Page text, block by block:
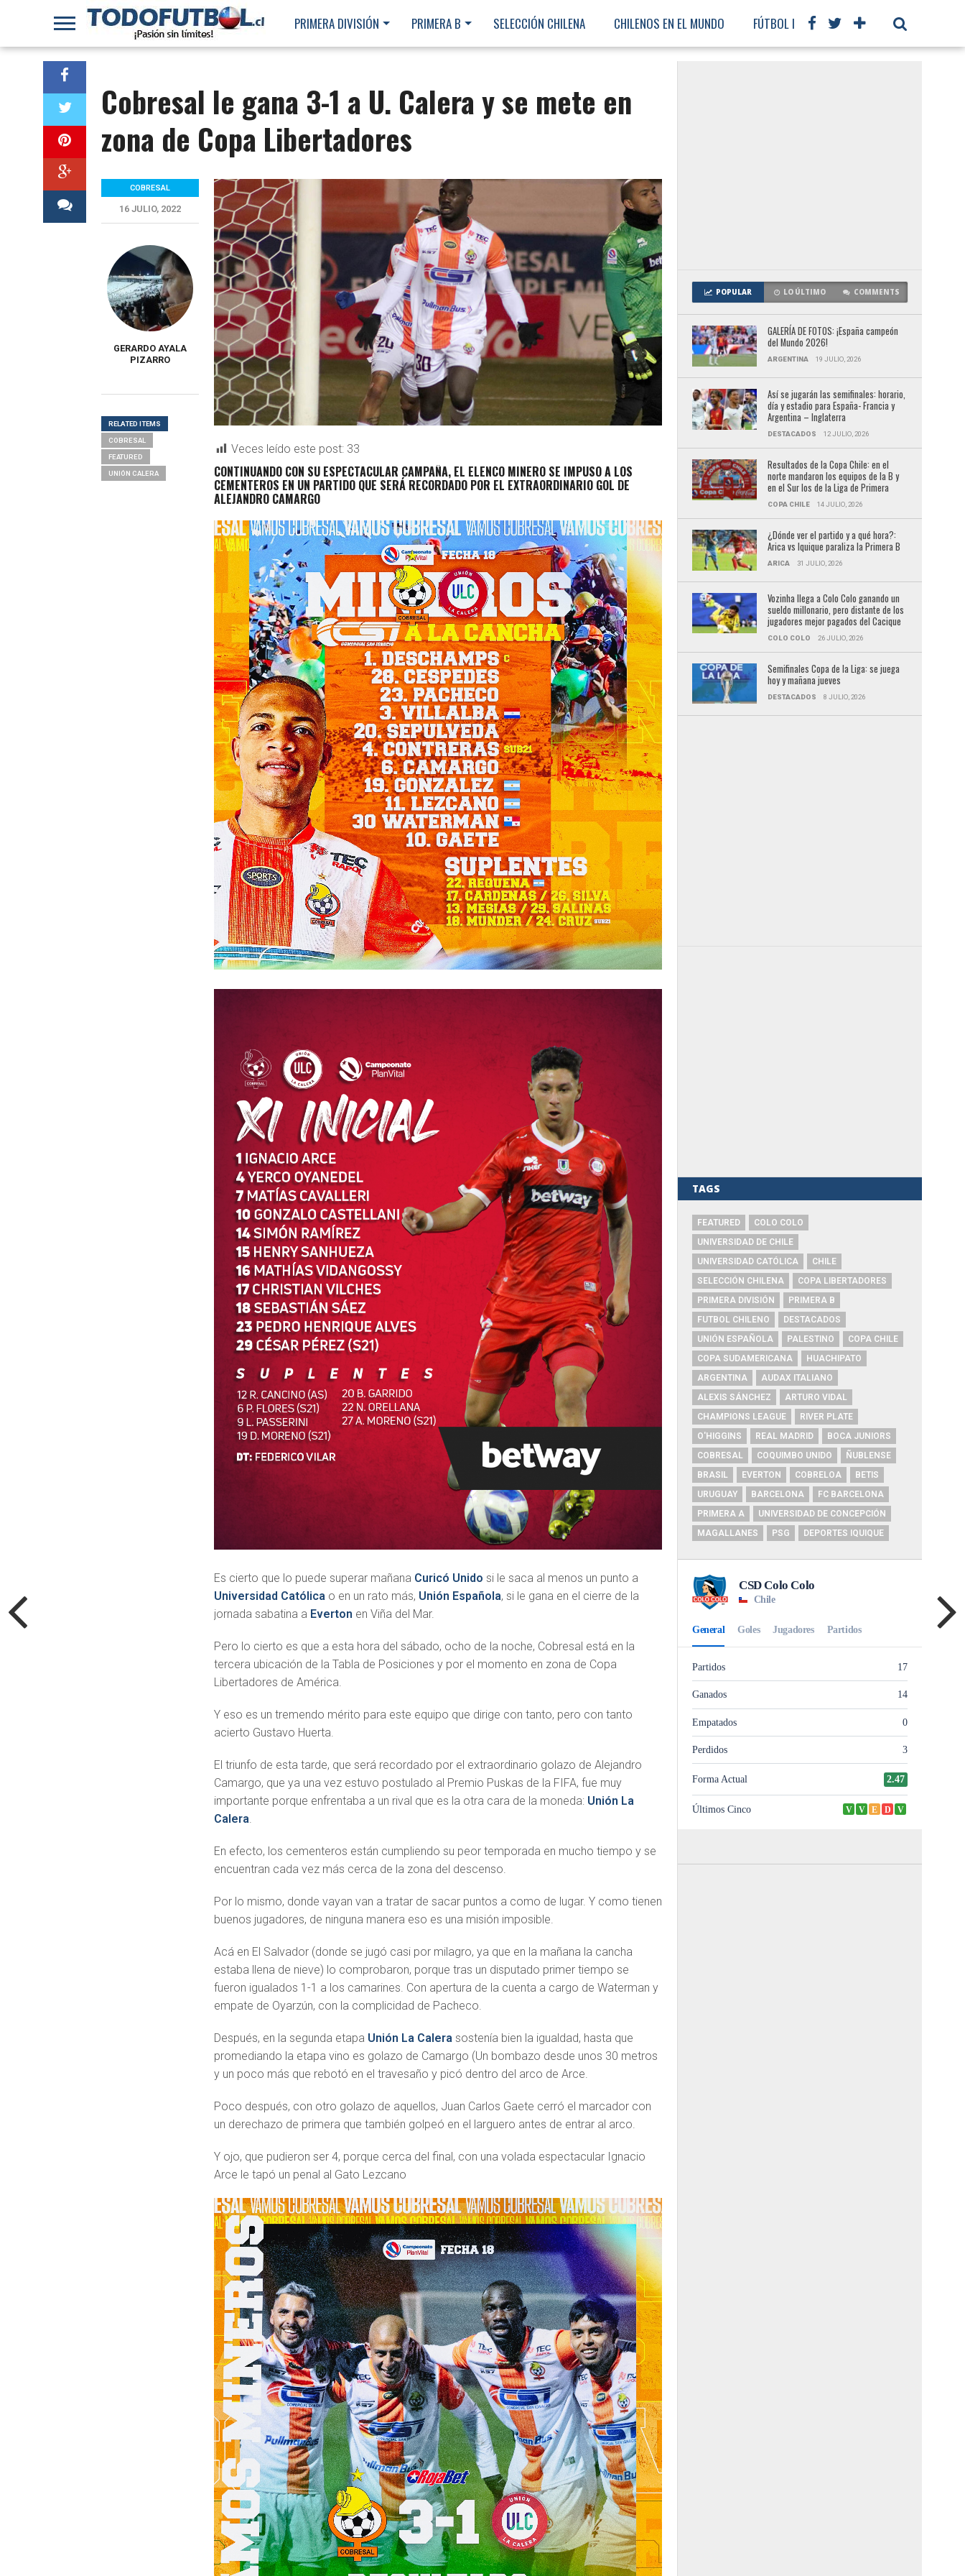
PRIMERA DIVISIÓN PRIMERA B SELECCIÓN CHILENA CHILENOS EN EL MUNDO FÚTBOL INTERNACIONAL
Cobresal le gana 3-1 a U. Calera y se mete en
zona de Copa Libertadores
Veces leído este post: 33
CONTINUANDO CON SU ESPECTACULAR CAMPAÑA, EL ELENCO MINERO SE IMPUSO A LOS
CEMENTEROS EN UN PARTIDO QUE SERÁ RECORDADO POR EL EXTRAORDINARIO GOL DE
ALEJANDRO CAMARGO
Es cierto que lo puede superar mañana Curicó Unido si le saca al menos un punto a
Universidad Católica o en un rato más, Unión Española, si le gana en el cierre de la
jornada sabatina a Everton en Viña del Mar.
Pero lo cierto es que a esta hora del sábado, ocho de la noche, Cobresal está en la
tercera ubicación de la Tabla de Posiciones y por el momento en zona de Copa
Libertadores de América.
Y eso es un tremendo mérito para este equipo que dirige con tanto, pero con tanto
acierto Gustavo Huerta.
El triunfo de esta tarde, que será recordado por el extraordinario golazo de Alejandro
Camargo, que ya una vez estuvo postulado al Premio Puskas de la FIFA, fue muy
importante porque enfrentaba a un rival que es la otra cara de la moneda: Unión La
Calera.
En efecto, los cementeros están cumpliendo su peor temporada en mucho tiempo y se
encuentran cada vez más cerca de la zona del descenso.
Por lo mismo, donde vayan van a tratar de sacar puntos a como de lugar. Y como tienen
buenos jugadores, de ninguna manera eso es una misión imposible.
Acá en El Salvador (donde se jugó casi por milagro, ya que en la mañana la cancha
estaba llena de nieve) lo comprobaron, porque tras un disputado primer tiempo se
fueron igualados 1-1 a los camarines. Con apertura de la cuenta a cargo de Waterman y
empate de Oyarzún, con la complicidad de Pacheco.
Después, en la segunda etapa Unión La Calera sostenía bien la igualdad, hasta que
promediando la etapa vino es golazo de Camargo (Un bombazo desde unos 30 metros
y un poco más que rebotó en el travesaño y picó dentro del arco de Arce.
Poco después, con otro golazo de aquellos, Juan Carlos Gaete cerró el marcador con
un derechazo de primera que también golpeó en el larguero antes de entrar al arco.
Y ojo, que pudieron ser 4, porque cerca del final, con una volada espectacular Ignacio
Arce le tapó un penal al Gato Lezcano
COBRESAL
16 JULIO, 2022
GERARDO AYALA
PIZARRO
RELATED ITEMS
COBRESAL
FEATURED
UNIÓN CALERA
POPULAR LO ÚLTIMO COMMENTS
GALERÍA DE FOTOS: ¡España campeón
del Mundo 2026!
ARGENTINA 19 JULIO, 2026
Así se jugarán las semifinales: horario,
día y estadio para España- Francia y
Argentina – Inglaterra
DESTACADOS 12 JULIO, 2026
Resultados de la Copa Chile: en el
norte mandaron los equipos de la B y
en el Sur los de la Liga de Primera
COPA CHILE 14 JULIO, 2026
¿Dónde ver el partido y a qué hora?:
Arica vs Iquique paraliza la Primera B
ARICA 31 JULIO, 2026
Vozinha llega a Colo Colo ganando un
sueldo millonario, pero distante de los
jugadores mejor pagados del Cacique
COLO COLO 26 JULIO, 2026
Semifinales Copa de la Liga: se juega
hoy y mañana jueves
DESTACADOS 8 JULIO, 2026
TAGS
FEATURED
COLO COLO
UNIVERSIDAD DE CHILE
UNIVERSIDAD CATÓLICA
CHILE
SELECCIÓN CHILENA
COPA LIBERTADORES
PRIMERA DIVISIÓN
PRIMERA B
FUTBOL CHILENO
DESTACADOS
UNIÓN ESPAÑOLA
PALESTINO
COPA CHILE
COPA SUDAMERICANA
HUACHIPATO
ARGENTINA
AUDAX ITALIANO
ALEXIS SÁNCHEZ
ARTURO VIDAL
CHAMPIONS LEAGUE
RIVER PLATE
O'HIGGINS
REAL MADRID
BOCA JUNIORS
COBRESAL
COQUIMBO UNIDO
ÑUBLENSE
BRASIL
EVERTON COBRELOA
BETIS
URUGUAY
BARCELONA
FC BARCELONA
PRIMERA A
UNIVERSIDAD DE CONCEPCIÓN
MAGALLANES
PSG DEPORTES IQUIQUE